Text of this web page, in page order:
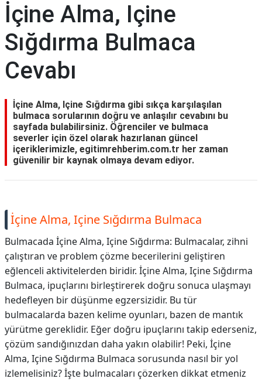
İçine Alma, Içine
Sığdırma Bulmaca
Cevabı
İçine Alma, Içine Sığdırma gibi sıkça karşılaşılan
bulmaca sorularının doğru ve anlaşılır cevabını bu
sayfada bulabilirsiniz. Öğrenciler ve bulmaca
severler için özel olarak hazırlanan güncel
içeriklerimizle, egitimrehberim.com.tr her zaman
güvenilir bir kaynak olmaya devam ediyor.
İçine Alma, Içine Sığdırma Bulmaca
Bulmacada İçine Alma, Içine Sığdırma: Bulmacalar, zihni
çalıştıran ve problem çözme becerilerini geliştiren
eğlenceli aktivitelerden biridir. İçine Alma, Içine Sığdırma
Bulmaca, ipuçlarını birleştirerek doğru sonuca ulaşmayı
hedefleyen bir düşünme egzersizidir. Bu tür
bulmacalarda bazen kelime oyunları, bazen de mantık
yürütme gereklidir. Eğer doğru ipuçlarını takip ederseniz,
çözüm sandığınızdan daha yakın olabilir! Peki, İçine
Alma, Içine Sığdırma Bulmaca sorusunda nasıl bir yol
izlemelisiniz? İşte bulmacaları çözerken dikkat etmeniz